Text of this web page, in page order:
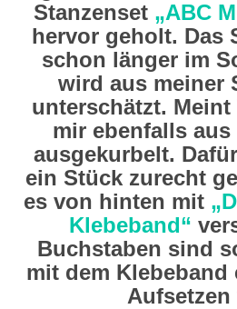
Stanzenset „ABC
hervor geholt. Das
schon länger im
wird aus meiner
unterschätzt. Meint
mir ebenfalls aus
ausgekurbelt.
ein Stück zurecht
es von hinten mit
Klebeband“
Buchstaben sind
mit dem Klebeband
Aufsetzen